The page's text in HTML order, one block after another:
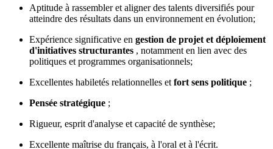
Aptitude à rassembler et aligner des talents diversifiés pour
atteindre des résultats dans un environnement en évolution;
Expérience significative en gestion de projet et déploiement
d'initiatives structurantes , notamment en lien avec des
politiques et programmes organisationnels;
Excellentes habiletés relationnelles et fort sens politique ;
Pensée stratégique ;
Rigueur, esprit d'analyse et capacité de synthèse;
Excellente maîtrise du français, à l'oral et à l'écrit.